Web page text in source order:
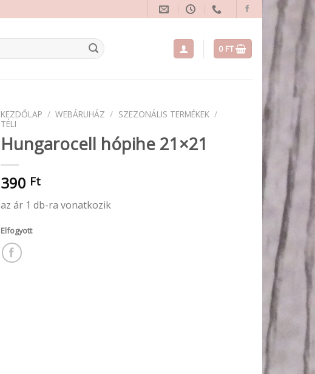
0 FT
KEZDŐLAP / WEBÁRUHÁZ / SZEZONÁLIS TERMÉKEK /
TÉLI
Hungarocell hópihe 21×21
390 Ft
az ár 1 db-ra vonatkozik
Elfogyott